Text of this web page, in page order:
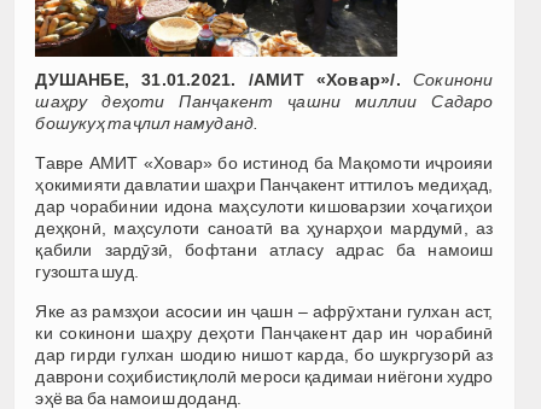
ДУШАНБЕ, 31.01.2021. /АМИТ «Ховар»/.
Сокинони
шаҳру деҳоти Панҷакент ҷашни миллии Садаро
бошукуҳ таҷлил намуданд.
Тавре АМИТ «Ховар» бо истинод ба Мақомоти иҷроияи
ҳокимияти давлатии шаҳри Панҷакент иттилоъ медиҳад,
дар чорабинии идона маҳсулоти кишоварзии хоҷагиҳои
деҳқонӣ, маҳсулоти саноатӣ ва ҳунарҳои мардумӣ, аз
қабили зардӯзӣ, бофтани атласу адрас ба намоиш
гузошта шуд.
Яке аз рамзҳои асосии ин ҷашн – афрӯхтани гулхан аст,
ки сокинони шаҳру деҳоти Панҷакент дар ин чорабинӣ
дар гирди гулхан шодию нишот карда, бо шукргузорӣ аз
даврони соҳибистиқлолӣ мероси қадимаи ниёгони худро
эҳё ва ба намоиш доданд.